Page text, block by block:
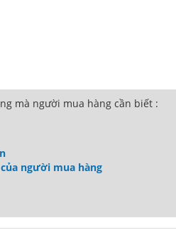
mà người mua hàng cần biết :
người mua hàng